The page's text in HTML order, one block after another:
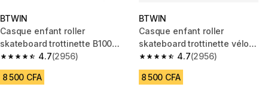
BTWIN
Casque enfant roller
skateboard trottinette B100
corail
4.7
4.7 out of 5 stars from 2956 reviews
(2956)
8 500 CFA
BTWIN
Casque enfant roller
skateboard trottinette vélo
B100 bleu pastel
4.7
4.7 out of 5 stars from 2956
(2956)
8 500 CFA